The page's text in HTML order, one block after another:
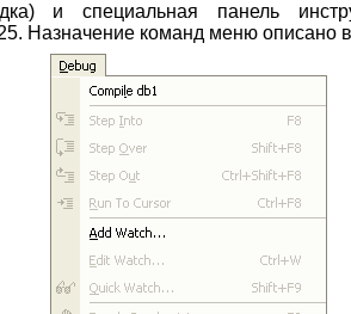
и специальная панель
Назначение команд меню описано в